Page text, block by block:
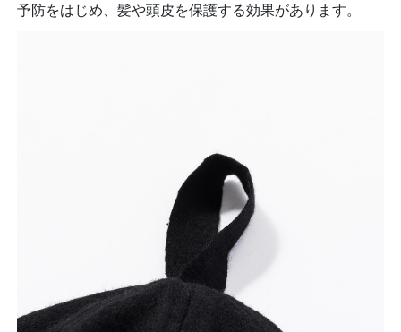
予防をはじめ、髪や頭皮を保護する効果があります。